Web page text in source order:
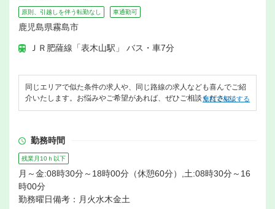
原則、引越しを伴う転勤なし 車通勤可
鹿児島県霧島市
ＪＲ肥薩線「表木山駅」 バス・車7分
同じエリアで似た条件の求人や、同じ路線の求人なども喜んでご紹
介いたします。お悩みやご希望があれば、ぜひご相談ください。
無料で相談する
勤務時間
残業月10ｈ以下
月～金:08時30分～18時00分（休憩60分）,土:08時30分～16
時00分
勤務曜日備考：月火水木金土